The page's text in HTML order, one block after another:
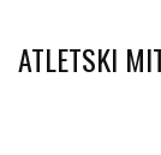
ATLETSKI